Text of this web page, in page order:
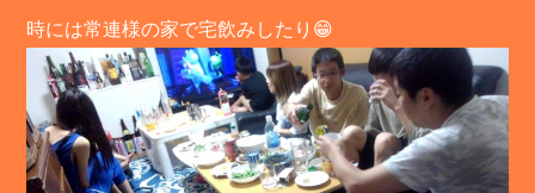
時には常連様の家で宅飲みしたり😁